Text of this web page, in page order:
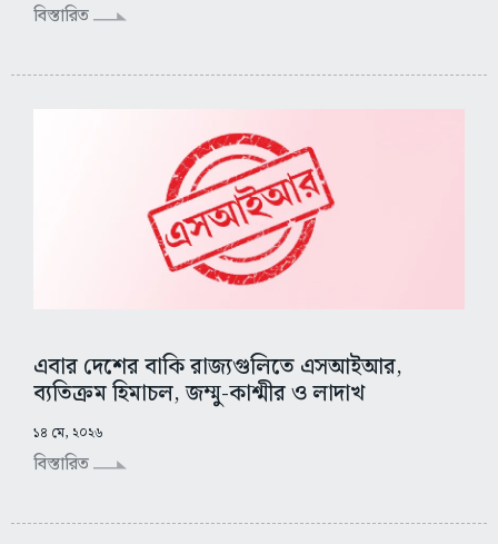
বিস্তারিত
এবার দেশের বাকি রাজ্যগুলিতে এসআইআর,
ব্যতিক্রম হিমাচল, জম্মু-কাশ্মীর ও লাদাখ
১৪ মে, ২০২৬
বিস্তারিত